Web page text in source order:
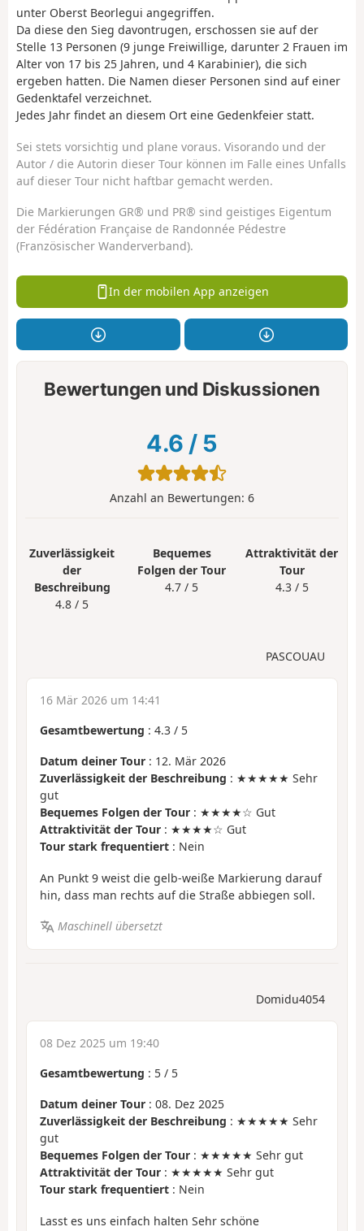
unter Oberst Beorlegui angegriffen.
Da diese den Sieg davontrugen, erschossen sie auf der
Stelle 13 Personen (9 junge Freiwillige, darunter 2 Frauen im
Alter von 17 bis 25 Jahren, und 4 Karabinier), die sich
ergeben hatten. Die Namen dieser Personen sind auf einer
Gedenktafel verzeichnet.
Jedes Jahr findet an diesem Ort eine Gedenkfeier statt.
Sei stets vorsichtig und plane voraus. Visorando und der
Autor / die Autorin dieser Tour können im Falle eines Unfalls
auf dieser Tour nicht haftbar gemacht werden.
Die Markierungen GR® und PR® sind geistiges Eigentum
der Fédération Française de Randonnée Pédestre
(Französischer Wanderverband).
In der mobilen App anzeigen
Bewertungen und Diskussionen
4.6 / 5
Anzahl an Bewertungen: 6
Zuverlässigkeit
der
Beschreibung
4.8 / 5
Bequemes
Folgen der Tour
4.7 / 5
Attraktivität der
Tour
4.3 / 5
PASCOUAU
16 Mär 2026 um 14:41
Gesamtbewertung : 4.3 / 5
Datum deiner Tour : 12. Mär 2026
Zuverlässigkeit der Beschreibung : ★★★★★ Sehr
gut
Bequemes Folgen der Tour : ★★★★☆ Gut
Attraktivität der Tour : ★★★★☆ Gut
Tour stark frequentiert : Nein
An Punkt 9 weist die gelb-weiße Markierung darauf
hin, dass man rechts auf die Straße abbiegen soll.
Maschinell übersetzt
Domidu4054
08 Dez 2025 um 19:40
Gesamtbewertung : 5 / 5
Datum deiner Tour : 08. Dez 2025
Zuverlässigkeit der Beschreibung : ★★★★★ Sehr
gut
Bequemes Folgen der Tour : ★★★★★ Sehr gut
Attraktivität der Tour : ★★★★★ Sehr gut
Tour stark frequentiert : Nein
Lasst es uns einfach halten Sehr schöne